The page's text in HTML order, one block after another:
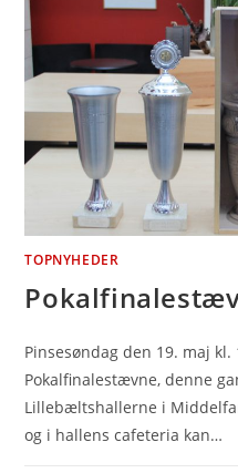
TOPNYHEDER
Pinsesøndag den 19. maj
Pokalfinalestævne, denne
Lillebæltshallerne i
og i hallens cafeteria kan…